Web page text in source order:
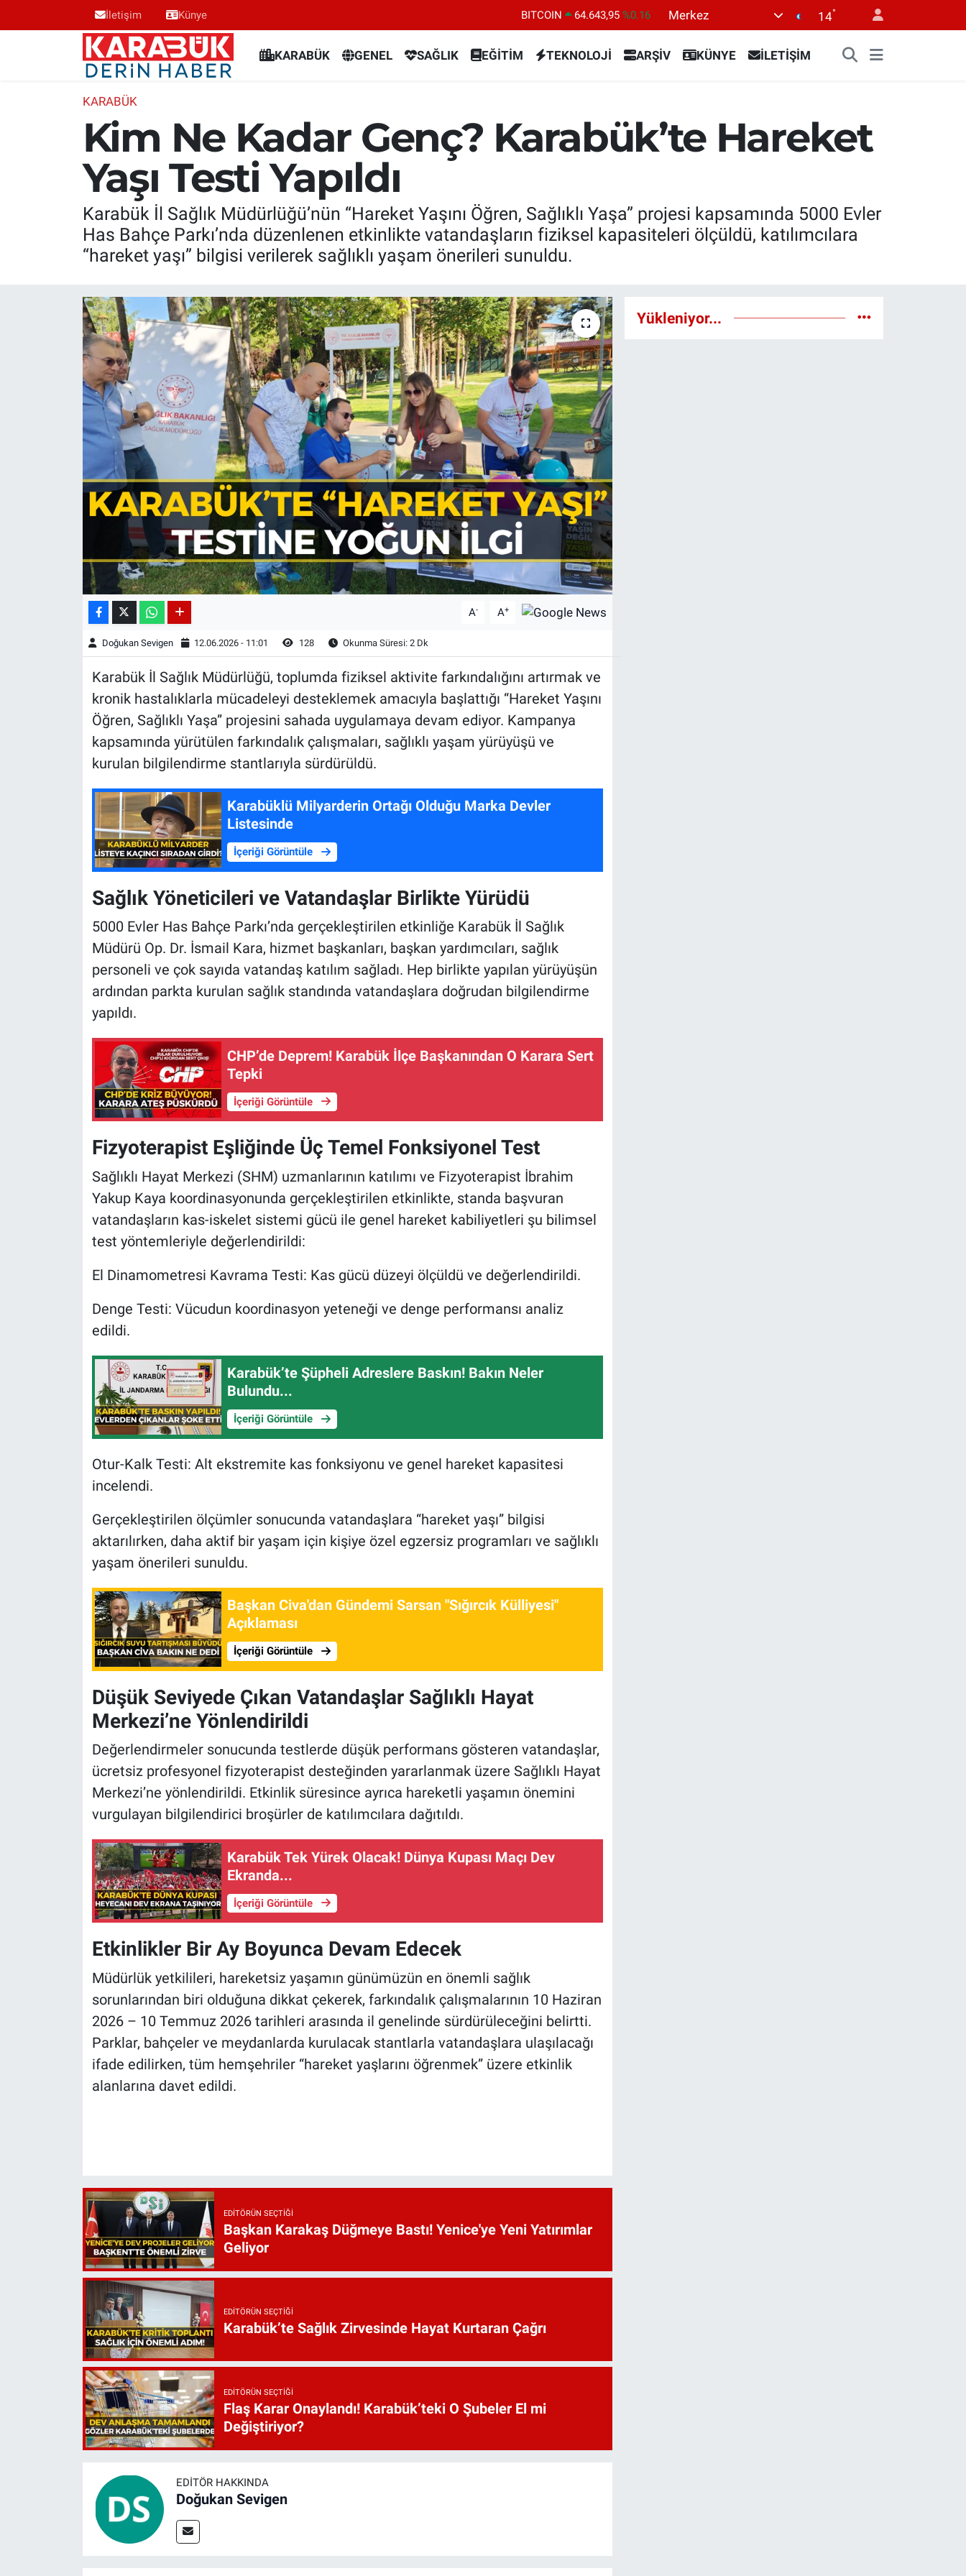
İletişim Künye DOLAR 47,6704 %0
BİST100
13.799
%70
BITCOIN
64.643,95 %0.16
Merkez 14°
KARABÜK GENEL SAĞLIK EĞİTİM TEKNOLOJİ ARŞİV KÜNYE İLETİŞİM
KARABÜK
Kim Ne Kadar Genç? Karabük’te Hareket
Yaşı Testi Yapıldı
Karabük İl Sağlık Müdürlüğü’nün “Hareket Yaşını Öğren, Sağlıklı Yaşa” projesi kapsamında 5000 Evler
Has Bahçe Parkı’nda düzenlenen etkinlikte vatandaşların fiziksel kapasiteleri ölçüldü, katılımcılara
“hareket yaşı” bilgisi verilerek sağlıklı yaşam önerileri sunuldu.
A- A+
Doğukan Sevigen 12.06.2026 - 11:01 128 Okunma Süresi: 2 Dk
Karabük İl Sağlık Müdürlüğü, toplumda fiziksel aktivite farkındalığını artırmak ve
kronik hastalıklarla mücadeleyi desteklemek amacıyla başlattığı “Hareket Yaşını
Öğren, Sağlıklı Yaşa” projesini sahada uygulamaya devam ediyor. Kampanya
kapsamında yürütülen farkındalık çalışmaları, sağlıklı yaşam yürüyüşü ve
kurulan bilgilendirme stantlarıyla sürdürüldü.
Karabüklü Milyarderin Ortağı Olduğu Marka Devler
Listesinde
İçeriği Görüntüle
Sağlık Yöneticileri ve Vatandaşlar Birlikte Yürüdü
5000 Evler Has Bahçe Parkı’nda gerçekleştirilen etkinliğe Karabük İl Sağlık
Müdürü Op. Dr. İsmail Kara, hizmet başkanları, başkan yardımcıları, sağlık
personeli ve çok sayıda vatandaş katılım sağladı. Hep birlikte yapılan yürüyüşün
ardından parkta kurulan sağlık standında vatandaşlara doğrudan bilgilendirme
yapıldı.
CHP’de Deprem! Karabük İlçe Başkanından O Karara Sert
Tepki
İçeriği Görüntüle
Fizyoterapist Eşliğinde Üç Temel Fonksiyonel Test
Sağlıklı Hayat Merkezi (SHM) uzmanlarının katılımı ve Fizyoterapist İbrahim
Yakup Kaya koordinasyonunda gerçekleştirilen etkinlikte, standa başvuran
vatandaşların kas-iskelet sistemi gücü ile genel hareket kabiliyetleri şu bilimsel
test yöntemleriyle değerlendirildi:
El Dinamometresi Kavrama Testi: Kas gücü düzeyi ölçüldü ve değerlendirildi.
Denge Testi: Vücudun koordinasyon yeteneği ve denge performansı analiz
edildi.
Karabük’te Şüpheli Adreslere Baskın! Bakın Neler
Bulundu...
İçeriği Görüntüle
Otur-Kalk Testi: Alt ekstremite kas fonksiyonu ve genel hareket kapasitesi
incelendi.
Gerçekleştirilen ölçümler sonucunda vatandaşlara “hareket yaşı” bilgisi
aktarılırken, daha aktif bir yaşam için kişiye özel egzersiz programları ve sağlıklı
yaşam önerileri sunuldu.
Başkan Civa'dan Gündemi Sarsan "Sığırcık Külliyesi"
Açıklaması
İçeriği Görüntüle
Düşük Seviyede Çıkan Vatandaşlar Sağlıklı Hayat
Merkezi’ne Yönlendirildi
Değerlendirmeler sonucunda testlerde düşük performans gösteren vatandaşlar,
ücretsiz profesyonel fizyoterapist desteğinden yararlanmak üzere Sağlıklı Hayat
Merkezi’ne yönlendirildi. Etkinlik süresince ayrıca hareketli yaşamın önemini
vurgulayan bilgilendirici broşürler de katılımcılara dağıtıldı.
Karabük Tek Yürek Olacak! Dünya Kupası Maçı Dev
Ekranda...
İçeriği Görüntüle
Etkinlikler Bir Ay Boyunca Devam Edecek
Müdürlük yetkilileri, hareketsiz yaşamın günümüzün en önemli sağlık
sorunlarından biri olduğuna dikkat çekerek, farkındalık çalışmalarının 10 Haziran
2026 – 10 Temmuz 2026 tarihleri arasında il genelinde sürdürüleceğini belirtti.
Parklar, bahçeler ve meydanlarda kurulacak stantlarla vatandaşlara ulaşılacağı
ifade edilirken, tüm hemşehriler “hareket yaşlarını öğrenmek” üzere etkinlik
alanlarına davet edildi.
EDITÖRÜN SEÇTIĞI
Başkan Karakaş Düğmeye Bastı! Yenice'ye Yeni Yatırımlar
Geliyor
EDITÖRÜN SEÇTIĞI
Karabük’te Sağlık Zirvesinde Hayat Kurtaran Çağrı
EDITÖRÜN SEÇTIĞI
Flaş Karar Onaylandı! Karabük’teki O Şubeler El mi
Değiştiriyor?
EDITÖR HAKKINDA
Doğukan Sevigen
Yükleniyor...
Karabük Nöbetçi Eczaneler
Karabük Hava Durumu
Karabük Trafik Yoğunluk Haritası
Süper Lig Puan Durumu ve Fikstür
Son Dakika Haberleri